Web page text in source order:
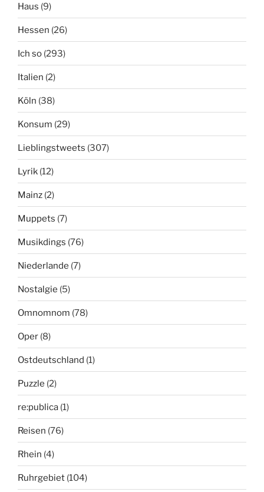
Haus (9)
Hessen (26)
Ich so (293)
Italien (2)
Köln (38)
Konsum (29)
Lieblingstweets (307)
Lyrik (12)
Mainz (2)
Muppets (7)
Musikdings (76)
Niederlande (7)
Nostalgie (5)
Omnomnom (78)
Oper (8)
Ostdeutschland (1)
Puzzle (2)
re:publica (1)
Reisen (76)
Rhein (4)
Ruhrgebiet (104)